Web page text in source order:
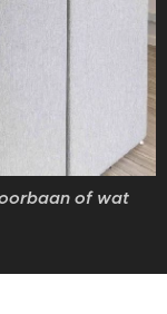
of wat